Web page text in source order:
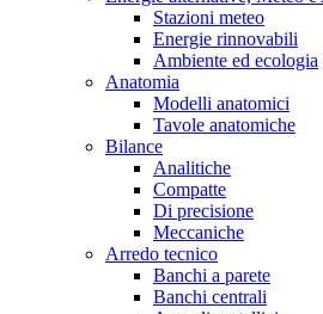
Stazioni meteo
Energie rinnovabili
Ambiente ed ecologia
Anatomia
Modelli anatomici
Tavole anatomiche
Bilance
Analitiche
Compatte
Di precisione
Meccaniche
Arredo tecnico
Banchi a parete
Banchi centrali